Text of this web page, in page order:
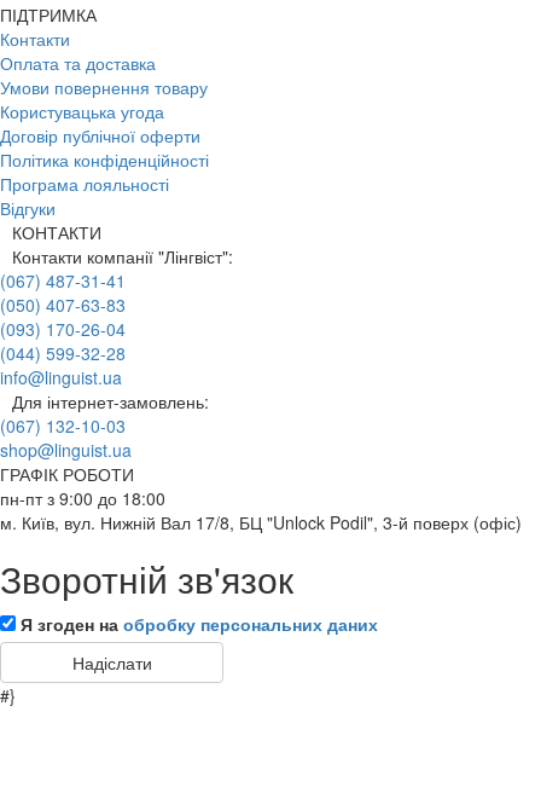
ПІДТРИМКА
Контакти
Оплата та доставка
Умови повернення товару
Користувацька угода
Договір публічної оферти
Політика конфіденційності
Програма лояльності
Відгуки
КОНТАКТИ
Контакти компанії "Лінгвіст":
(067) 487-31-41
(050) 407-63-83
(093) 170-26-04
(044) 599-32-28
info@linguist.ua
Для інтернет-замовлень:
(067) 132-10-03
shop@linguist.ua
ГРАФІК РОБОТИ
пн-пт з 9:00 до 18:00
м. Київ, вул. Нижній Вал 17/8, БЦ "Unlock Podil", 3-й поверх (офіс)
Зворотній зв'язок
Я згоден на обробку персональних даних
#}